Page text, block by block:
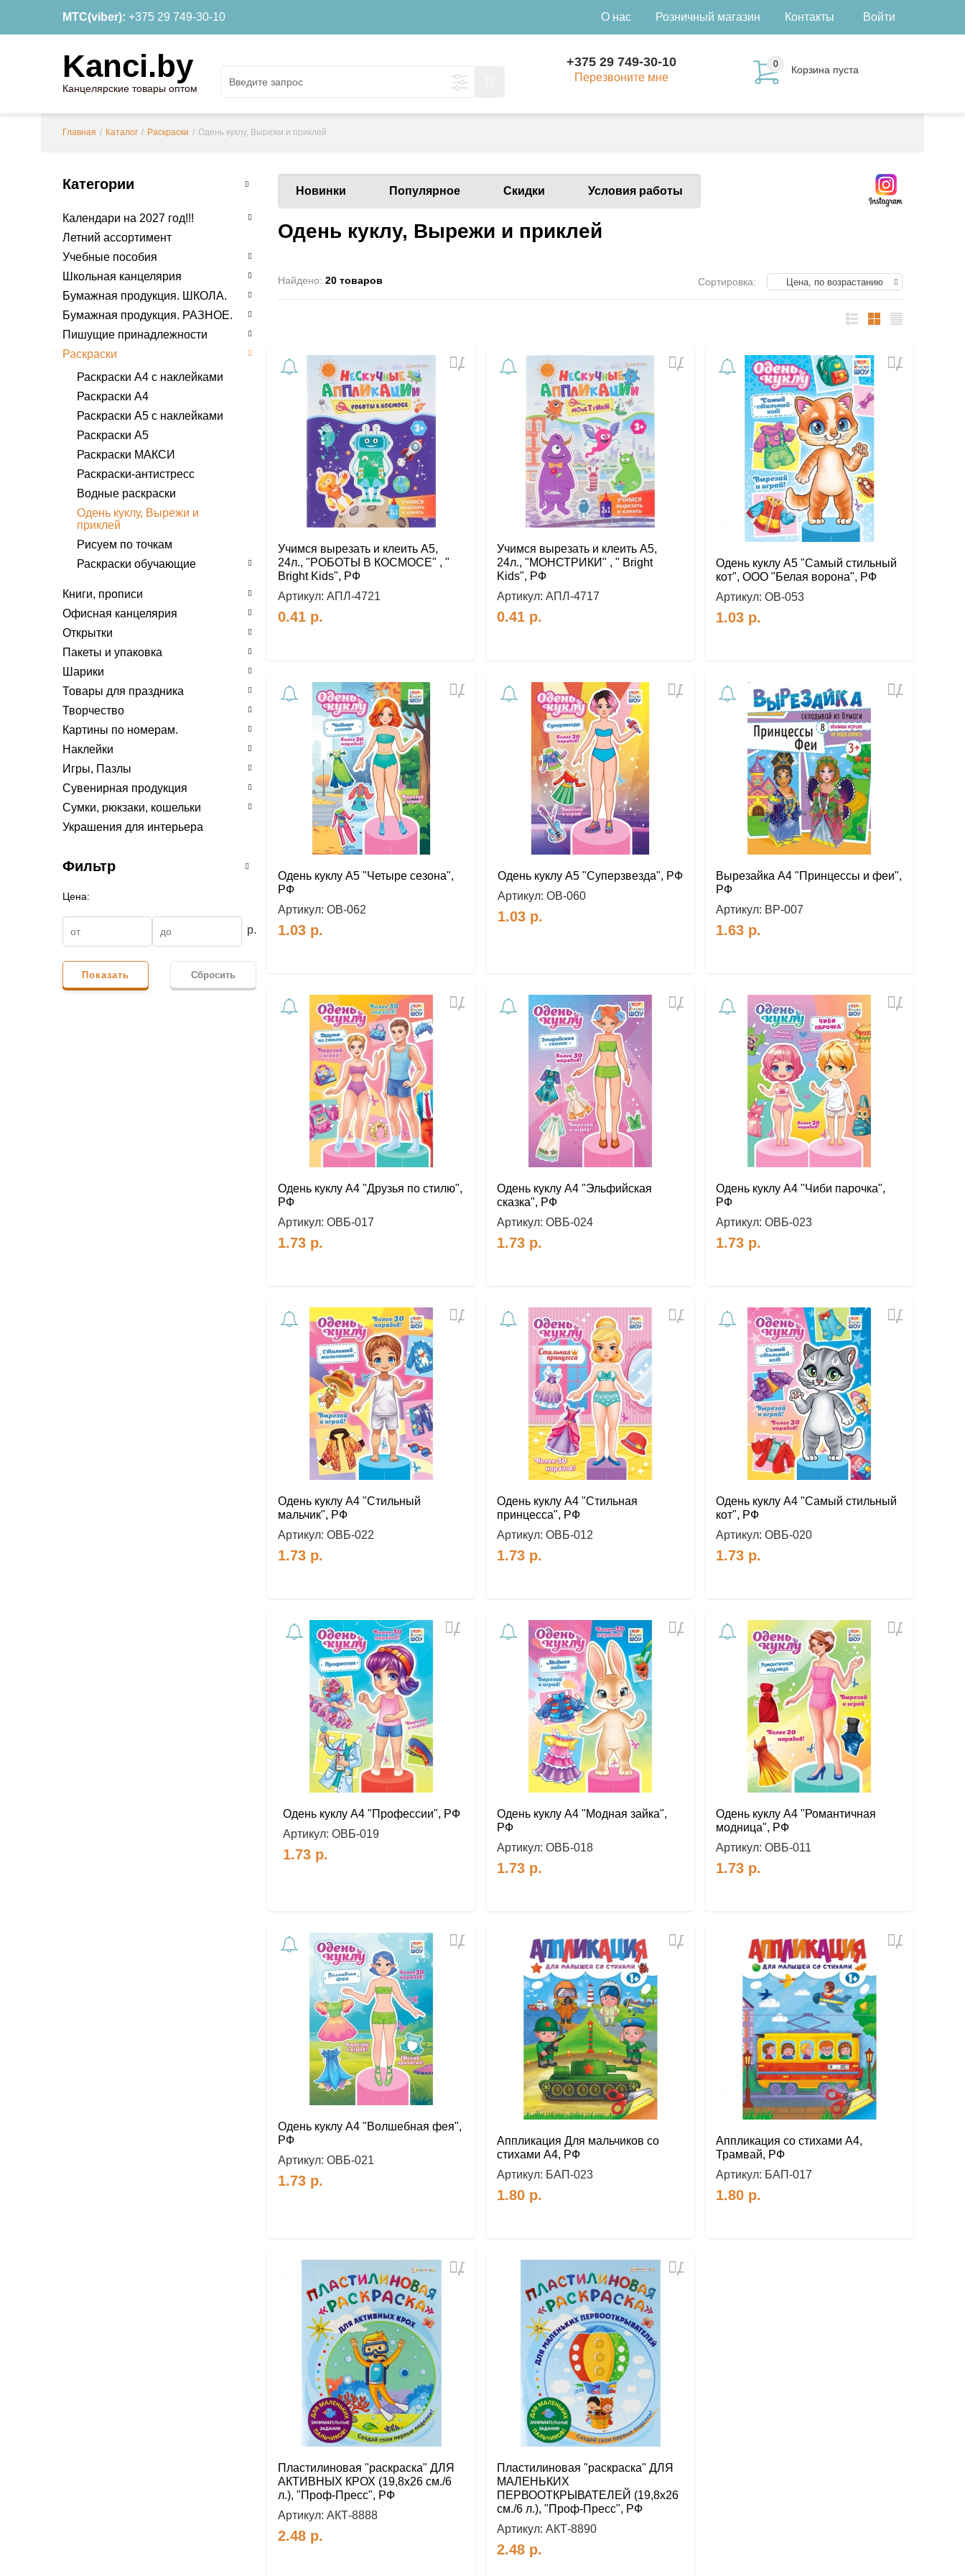
МТС(viber): +375 29 749-30-10 Войти
О нас Розничный магазин Контакты
Kanci.by
Канцелярские товары оптом
0 Корзина пуста
+375 29 749-30-10
Перезвоните мне
Главная / Каталог / Раскраски / Одень куклу, Вырежи и приклей
Категории
Календари на 2027 год!!!
Летний ассортимент
Учебные пособия
Школьная канцелярия
Бумажная продукция. ШКОЛА.
Бумажная продукция. РАЗНОЕ.
Пишущие принадлежности
Раскраски
Раскраски А4 с наклейками
Раскраски А4
Раскраски А5 с наклейками
Раскраски А5
Раскраски МАКСИ
Раскраски-антистресс
Водные раскраски
Одень куклу, Вырежи и
приклей
Рисуем по точкам
Раскраски обучающие
Книги, прописи
Офисная канцелярия
Открытки
Пакеты и упаковка
Шарики
Товары для праздника
Творчество
Картины по номерам.
Наклейки
Игры, Пазлы
Сувенирная продукция
Сумки, рюкзаки, кошельки
Украшения для интерьера
Фильтр
Цена:
р.
Показать Сбросить
Новинки Популярное Скидки Условия работы
Одень куклу, Вырежи и приклей
Найдено: 20 товаров Сортировка: Цена, по возрастанию
Добавить
Учимся вырезать и клеить А5,
24л., "РОБОТЫ В КОСМОСЕ" , "
Bright Kids", РФ
Артикул: АПЛ-4721
0.41 р.
Добавить
Учимся вырезать и клеить А5,
24л., "МОНСТРИКИ" , " Bright
Kids", РФ
Артикул: АПЛ-4717
0.41 р.
Добавить
Одень куклу А5 "Самый стильный
кот", ООО "Белая ворона", РФ
Артикул: ОВ-053
1.03 р.
Добавить
Одень куклу А5 "Четыре сезона",
РФ
Артикул: ОВ-062
1.03 р.
Добавить
Одень куклу А5 "Суперзвезда", РФ
Артикул: ОВ-060
1.03 р.
Добавить
Вырезайка А4 "Принцессы и феи",
РФ
Артикул: ВР-007
1.63 р.
Добавить
Одень куклу А4 "Друзья по стилю",
РФ
Артикул: ОВБ-017
1.73 р.
Добавить
Одень куклу А4 "Эльфийская
сказка", РФ
Артикул: ОВБ-024
1.73 р.
Добавить
Одень куклу А4 "Чиби парочка",
РФ
Артикул: ОВБ-023
1.73 р.
Добавить
Одень куклу А4 "Стильный
мальчик", РФ
Артикул: ОВБ-022
1.73 р.
Добавить
Одень куклу А4 "Стильная
принцесса", РФ
Артикул: ОВБ-012
1.73 р.
Добавить
Одень куклу А4 "Самый стильный
кот", РФ
Артикул: ОВБ-020
1.73 р.
Добавить
Одень куклу А4 "Профессии", РФ
Артикул: ОВБ-019
1.73 р.
Добавить
Одень куклу А4 "Модная зайка",
РФ
Артикул: ОВБ-018
1.73 р.
Добавить
Одень куклу А4 "Романтичная
модница", РФ
Артикул: ОВБ-011
1.73 р.
Добавить
избранное
Одень куклу А4 "Волшебная фея",
РФ
Артикул: ОВБ-021
1.73 р.
Добавить
избранное
Аппликация Для мальчиков со
стихами А4, РФ
Артикул: БАП-023
1.80 р.
Добавить
Аппликация со стихами А4,
Трамвай, РФ
Артикул: БАП-017
1.80 р.
Добавить
избранное
Пластилиновая "раскраска" ДЛЯ
АКТИВНЫХ КРОХ (19,8х26 см./6
л.), "Проф-Пресс", РФ
Артикул: АКТ-8888
2.48 р.
Добавить
Пластилиновая "раскраска" ДЛЯ
МАЛЕНЬКИХ
ПЕРВООТКРЫВАТЕЛЕЙ (19,8х26
см./6 л.), "Проф-Пресс", РФ
Артикул: АКТ-8890
2.48 р.